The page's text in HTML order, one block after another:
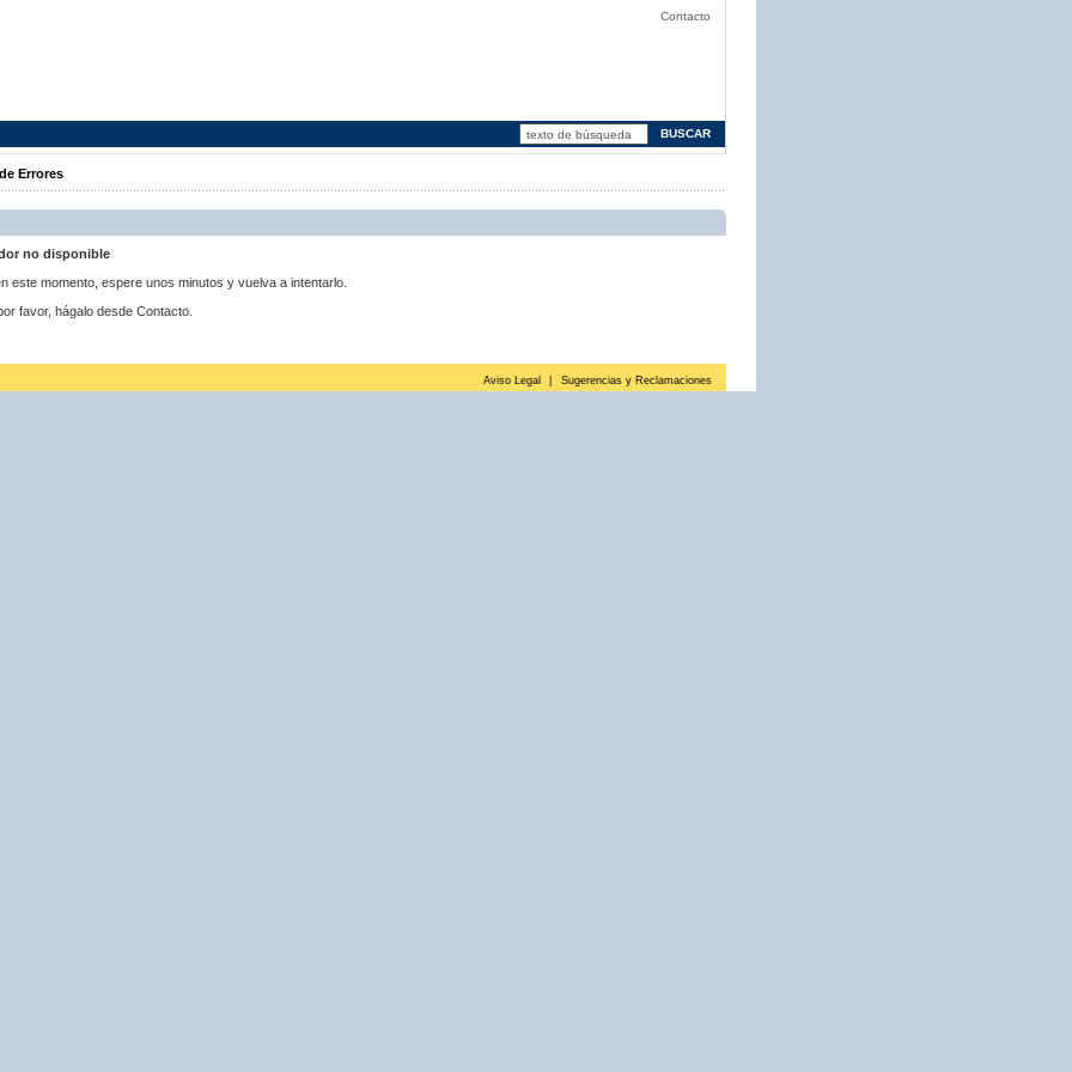
Contacto
Errores
no disponible
este momento, espere unos minutos y vuelva a intentarlo.
favor, hágalo desde Contacto.
Aviso Legal Sugerencias y Reclamaciones